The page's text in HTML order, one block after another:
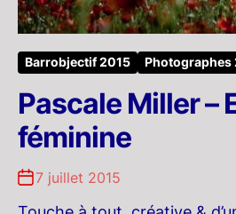
Barrobjectif 2015 Photographes
Pascale Miller –
féminine
7 juillet 2015